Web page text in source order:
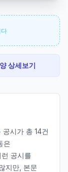
상세보기
공시가 총 14건
은
공시를
지만, 본문